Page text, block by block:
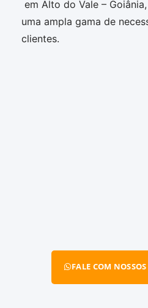
em Alto do Vale –
uma ampla gama de
clientes.
FALE COM